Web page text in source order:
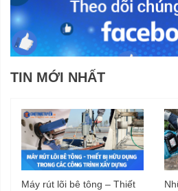
TIN MỚI NHẤT
Máy rút lõi bê tông – Thiết